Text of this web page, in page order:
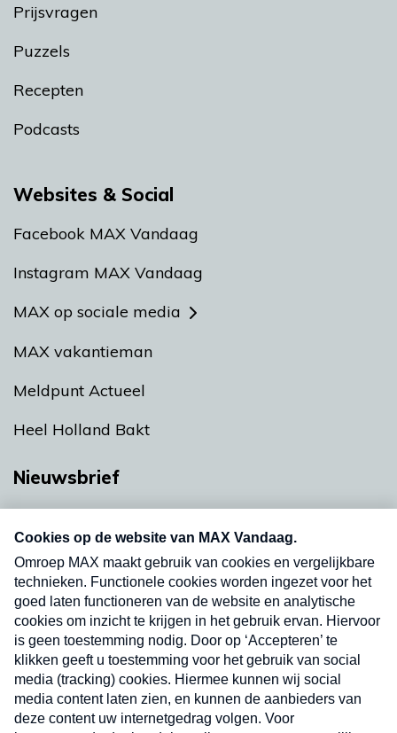
Prijsvragen
Puzzels
Recepten
Podcasts
Websites & Social
Facebook MAX Vandaag
Instagram MAX Vandaag
MAX op sociale media
MAX vakantieman
Meldpunt Actueel
Heel Holland Bakt
Nieuwsbrief
nieuwsbrief. Elke vrijdag- en dinsdagochtend in
uw mailbox.
Verzend